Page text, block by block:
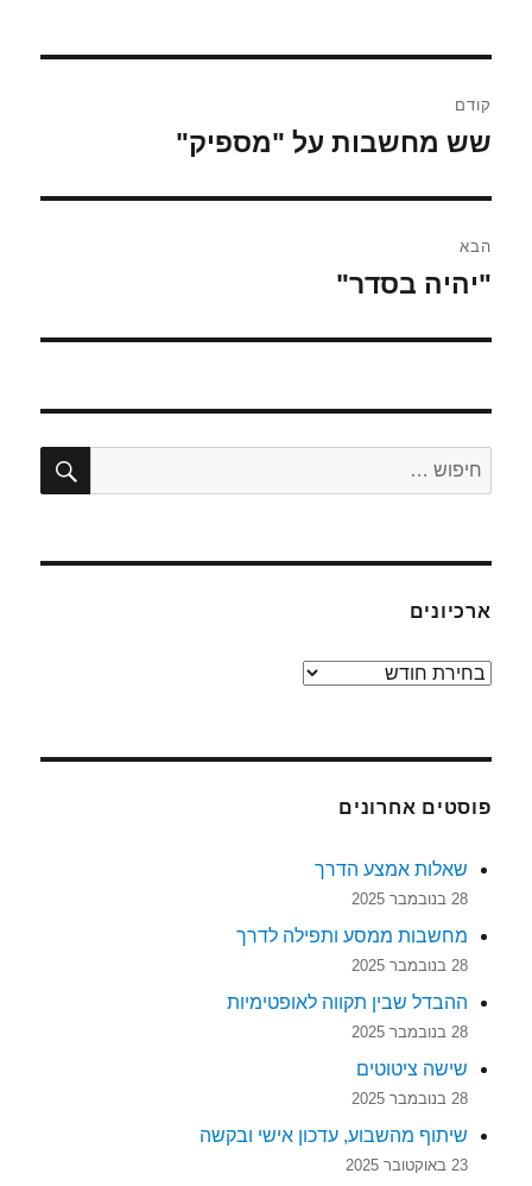
קודם
הפוסט
שש מחשבות על "מספיק"
הבא
הפוסט
"יהיה בסדר"
חפש:
ארכיונים
ארכיונים
פוסטים אחרונים
שאלות אמצע הדרך
28 בנובמבר 2025
מחשבות ממסע ותפילה לדרך
28 בנובמבר 2025
ההבדל שבין תקווה לאופטימיות
28 בנובמבר 2025
שישה ציטוטים
28 בנובמבר 2025
שיתוף מהשבוע, עדכון אישי ובקשה
23 באוקטובר 2025